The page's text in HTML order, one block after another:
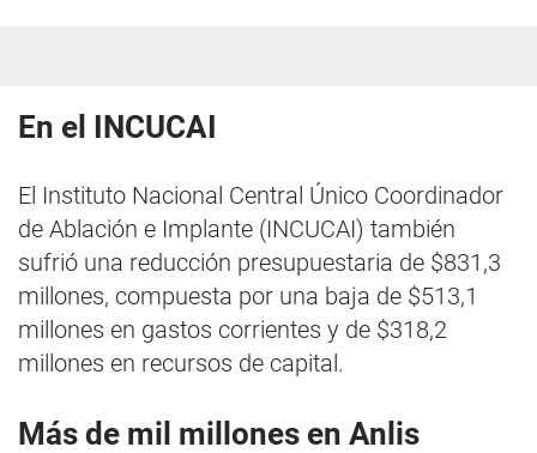
En el INCUCAI
El Instituto Nacional Central Único Coordinador
de Ablación e Implante (INCUCAI) también
sufrió una reducción presupuestaria de $831,3
millones, compuesta por una baja de $513,1
millones en gastos corrientes y de $318,2
millones en recursos de capital.
Más de mil millones en Anlis